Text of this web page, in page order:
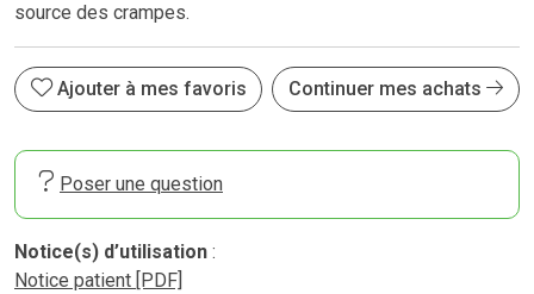
source des crampes.
Ajouter à mes favoris Continuer mes achats
Poser une question
Notice(s) d’utilisation :
Notice patient [PDF]